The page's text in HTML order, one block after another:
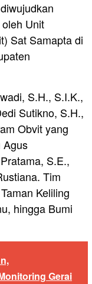
Unit
Sat Samapta di
S.H., S.I.K.,
Sutikno, S.H.,
Obvit yang
Agus
S.E.,
Tim
Keliling
hingga Bumi
Gerai